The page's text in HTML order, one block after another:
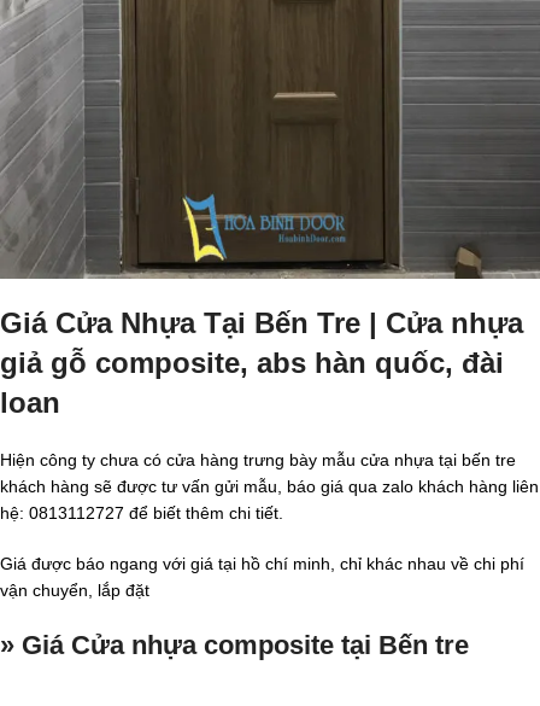
Giá Cửa Nhựa Tại Bến Tre | Cửa nhựa
giả gỗ composite, abs hàn quốc, đài
loan
Hiện công ty chưa có cửa hàng trưng bày mẫu cửa nhựa tại bến tre
khách hàng sẽ được tư vấn gửi mẫu, báo giá qua zalo khách hàng liên
hệ: 0813112727 để biết thêm chi tiết.
Giá được báo ngang với giá tại hồ chí minh, chỉ khác nhau về chi phí
vận chuyển, lắp đặt
» Giá Cửa nhựa composite tại Bến tre